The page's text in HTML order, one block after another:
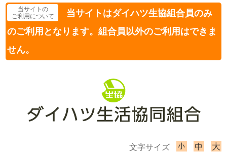
当サイトの
ご利用について
当サイトはダイハツ生協組合員のみ
のご利用となります。組合員以外のご利用はできま
せん。
文字サイズ 小 中 大